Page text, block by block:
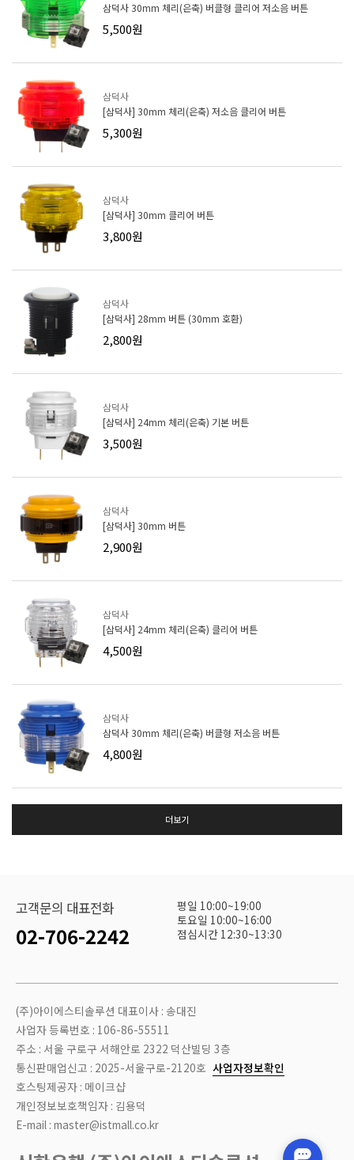
삼덕사 30mm 체리(은축) 버클형 클리어 저소음 버튼
5,500원
삼덕사
[삼덕사] 30mm 체리(은축) 저소음 클리어 버튼
5,300원
삼덕사
[삼덕사] 30mm 클리어 버튼
3,800원
삼덕사
[삼덕사] 28mm 버튼 (30mm 호환)
2,800원
삼덕사
[삼덕사] 24mm 체리(은축) 기본 버튼
3,500원
삼덕사
[삼덕사] 30mm 버튼
2,900원
삼덕사
[삼덕사] 24mm 체리(은축) 클리어 버튼
4,500원
삼덕사
삼덕사 30mm 체리(은축) 버클형 저소음 버튼
4,800원
더보기
고객문의 대표전화
02-706-2242
평일 10:00~19:00
토요일 10:00~16:00
점심시간 12:30~13:30
(주)아이에스티솔루션 대표이사 : 송대진
사업자 등록번호 : 106-86-55511
주소 : 서울 구로구 서해안로 2322 덕산빌딩 3층
통신판매업신고 : 2025-서울구로-2120호 사업자정보확인
호스팅제공자 : 메이크샵
개인정보보호책임자 : 김용덕
E-mail : master@istmall.co.kr